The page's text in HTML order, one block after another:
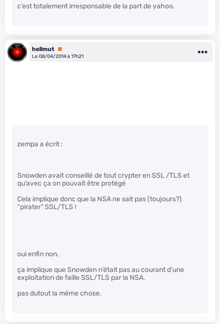
c’est totalement irresponsable de la part de yahoo.
hellmut Premium
Le 08/04/2014 à 17h21
zempa a écrit :
Snowden avait conseillé de tout crypter en SSL /TLS et
qu’avec ça on pouvait être protégé
Cela implique donc que la NSA ne sait pas (toujours?)
“pirater” SSL/TLS !
oui enfin non.
ça implique que Snowden n’était pas au courant d’une
exploitation de faille SSL/TLS par la NSA.
pas dutout la même chose.